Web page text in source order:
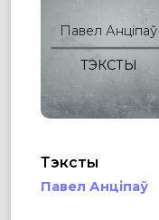
Павел Анціпаў
ТЭКСТЫ
Тэксты
Павел Анціпаў